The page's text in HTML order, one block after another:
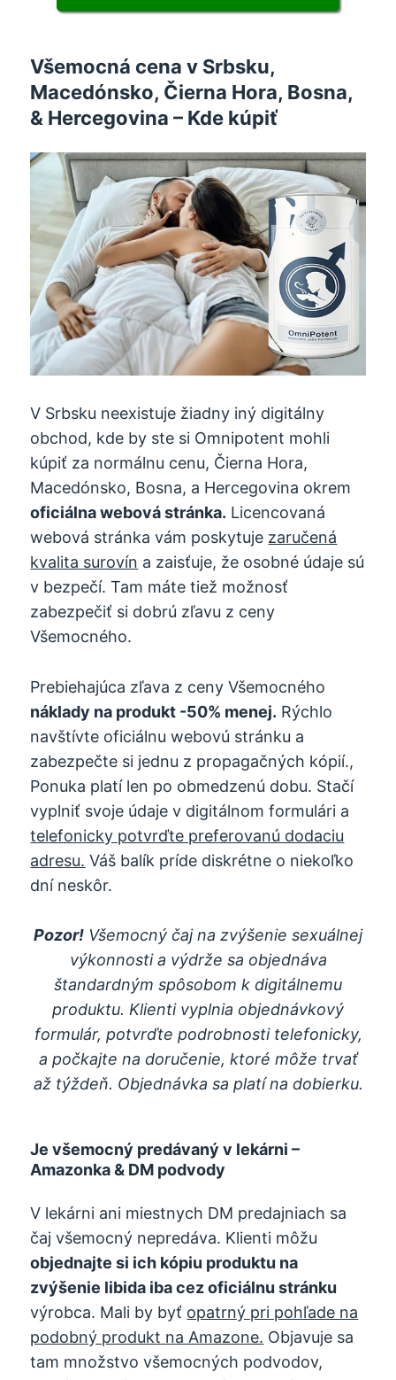
Všemocná cena v Srbsku,
Macedónsko, Čierna Hora, Bosna,
& Hercegovina – Kde kúpiť
V Srbsku neexistuje žiadny iný digitálny
obchod, kde by ste si Omnipotent mohli
kúpiť za normálnu cenu, Čierna Hora,
Macedónsko, Bosna, a Hercegovina okrem
oficiálna webová stránka. Licencovaná
webová stránka vám poskytuje zaručená
kvalita surovín a zaisťuje, že osobné údaje sú
v bezpečí. Tam máte tiež možnosť
zabezpečiť si dobrú zľavu z ceny
Všemocného.
Prebiehajúca zľava z ceny Všemocného
náklady na produkt -50% menej. Rýchlo
navštívte oficiálnu webovú stránku a
zabezpečte si jednu z propagačných kópií.,
Ponuka platí len po obmedzenú dobu. Stačí
vyplniť svoje údaje v digitálnom formulári a
telefonicky potvrďte preferovanú dodaciu
adresu. Váš balík príde diskrétne o niekoľko
dní neskôr.
Pozor! Všemocný čaj na zvýšenie sexuálnej
výkonnosti a výdrže sa objednáva
štandardným spôsobom k digitálnemu
produktu. Klienti vyplnia objednávkový
formulár, potvrďte podrobnosti telefonicky,
a počkajte na doručenie, ktoré môže trvať
až týždeň. Objednávka sa platí na dobierku.
Je všemocný predávaný v lekárni –
Amazonka & DM podvody
V lekárni ani miestnych DM predajniach sa
čaj všemocný nepredáva. Klienti môžu
objednajte si ich kópiu produktu na
zvýšenie libida iba cez oficiálnu stránku
výrobca. Mali by byť opatrný pri pohľade na
podobný produkt na Amazone. Objavuje sa
tam množstvo všemocných podvodov,